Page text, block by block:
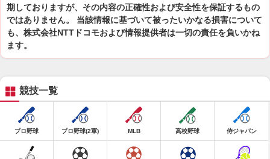
期しておりますが、その内容の正確性および安全性を保証するもの
ではありません。 当該情報に基づいて被ったいかなる損害について
も、株式会社NTTドコモおよび情報提供者は一切の責任を負いかね
ます。
競技一覧
プロ野球 プロ野球(2軍) MLB 高校野球 侍ジャパン